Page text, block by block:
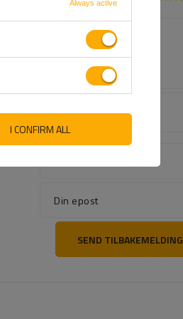
Innholdet i din mening
eget
produktbilde:
Din epost
SEND TILBAKEMELDING
Always active
I CONFIRM ALL